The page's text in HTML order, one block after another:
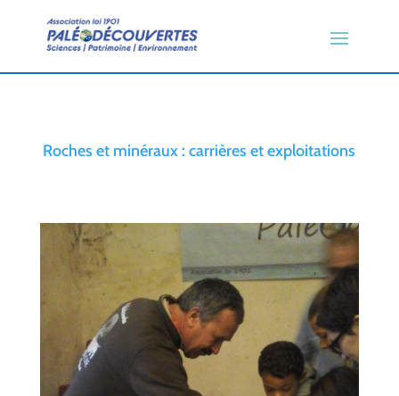
Roches et minéraux : carrières et exploitations